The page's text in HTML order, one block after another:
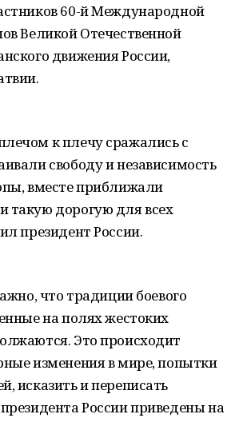
60-й Международной
Великой Отечественной
движения России,
к плечу сражались с
свободу и независимость
вместе приближали
такую дорогую для всех
президент России.
что традиции боевого
на полях жестоких
Это происходит
изменения в мире, попытки
исказить и переписать
России приведены на